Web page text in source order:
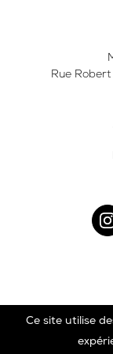
Rue
Ce site utilise